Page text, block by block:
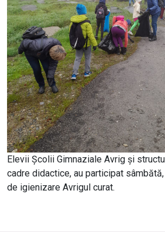
Elevii Școlii Gimnaziale Avrig și
cadre didactice, au participat
de igienizare Avrigul curat.